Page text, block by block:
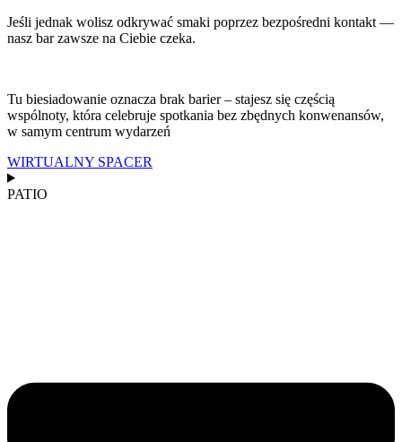
Jeśli jednak wolisz odkrywać smaki poprzez bezpośredni kontakt —
nasz bar zawsze na Ciebie czeka.
Tu biesiadowanie oznacza brak barier – stajesz się częścią
wspólnoty, która celebruje spotkania bez zbędnych konwenansów,
w samym centrum wydarzeń
WIRTUALNY SPACER
PATIO